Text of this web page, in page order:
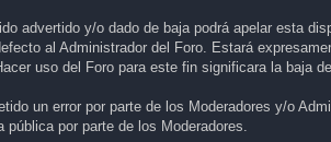
advertido y/o dado de baja podrá apelar esta
al Administrador del Foro. Estará
uso del Foro para este fin significara la baja
un error por parte de los Moderadores y/o
por parte de los Moderadores.